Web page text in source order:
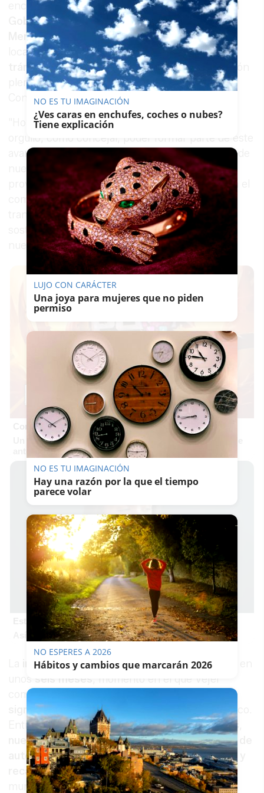
encuentro estuvo presidido por ladelegada del
Gobierno de la Junta de Andalucía en Cádiz,
Mercedes Colombo, y reunió a representantes
locales con el objetivo de coordinar losúltimos
trámites administrativosprevios a la integración
plena en el Consejo de Administración del
Consorcio.
"Hoy es un día importante para Vejer. Es un
orgullo, como concejal, poder formar parte de este
avance que mejorará la movilidad y la conexión de
nuestro municipio con el resto de la
provincia”, destacó González. "Este paso refleja el
compromiso del equipo de gobierno con un
transporte público más accesible, moderno y
sostenible, pensado para facilitar el día a día de
nuestros vecinos y vecinas".
Corepunk MMORPG
Un verdadero MMORPG de la vieja escuela ¡Cómo los de
antes, pero mejor!
Esto explica el bostezo
Así reacciona tu cerebro al ver bostezar a otros
incorporación definitiva podría completarse en
seis meses
, momento en el que Vejer
comenzará a beneficiarse de
significativasen el servicio de transporte público.
Entre ellas, se incluyentarifas más ventajosas
nuevas líneas interurbanas,mayor frecuencia de
autobusesy la instalación depuntos de venta y
recarga de tarjetas de transportedentro del
municipio.
NO ES TU IMAGINACIÓN
¿Ves caras en enchufes, coches o nubes?
Tiene explicación
LUJO CON CARÁCTER
Una joya para mujeres que no piden
permiso
NO ES TU IMAGINACIÓN
Hay una razón por la que el tiempo
parece volar
NO ESPERES A 2026
Hábitos y cambios que marcarán 2026